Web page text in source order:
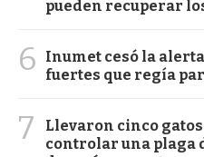
pueden recuperar
6
Inumet cesó la
fuertes que regía
7
Llevaron cinco
controlar una plaga